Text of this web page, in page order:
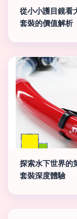
從小小護目鏡看
套裝的價值解析
探索水下世界的
套裝深度體驗